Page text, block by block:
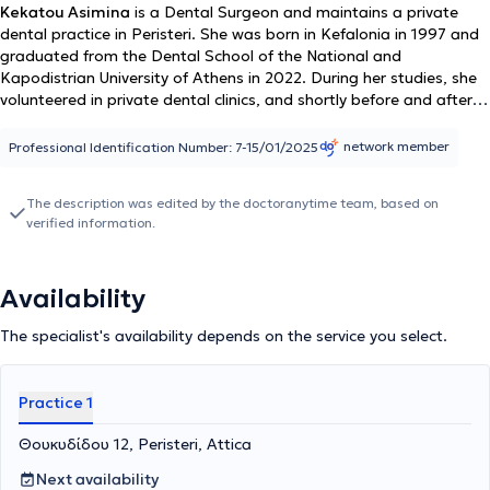
Kekatou Asimina is a Dental Surgeon and maintains a private
dental practice in Peristeri. She was born in Kefalonia in 1997 and
graduated from the Dental School of the National and
Kapodistrian University of Athens in 2022. During her studies, she
volunteered in private dental clinics, and shortly before and after
(Periodontology and Endodontics, respectively). Her work
and attendance of both theoretical and practical seminars. Her
primary objective is the comprehensive and holistic management
Professional Identification Number: 7-15/01/2025 network member
The description was edited by the doctoranytime team, based on
verified information.
Availability
The specialist's availability depends on the service you select.
Practice 1
Θουκυδίδου 12, Peristeri, Attica
Next availability